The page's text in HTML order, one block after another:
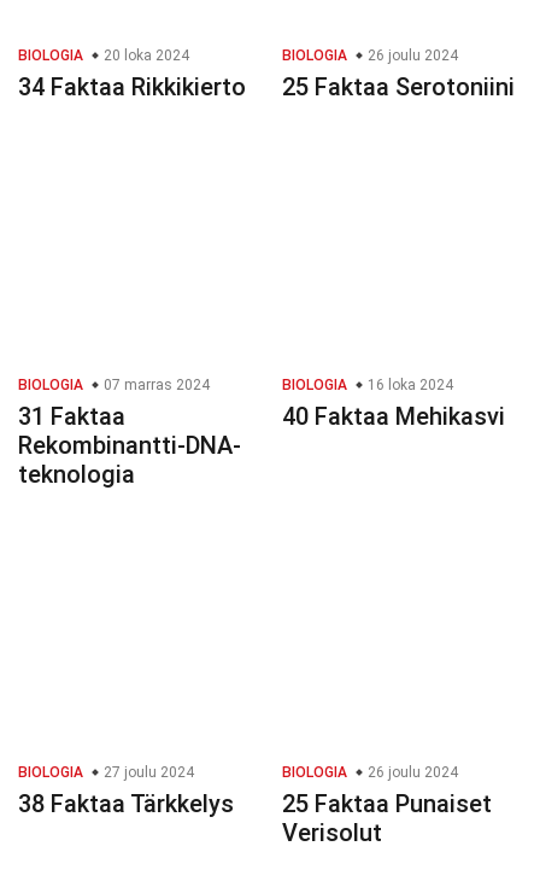
BIOLOGIA 20 loka 2024
34 Faktaa Rikkikierto
BIOLOGIA 26 joulu 2024
25 Faktaa Serotoniini
BIOLOGIA 07 marras 2024
31 Faktaa
Rekombinantti-DNA-
teknologia
BIOLOGIA 16 loka 2024
40 Faktaa Mehikasvi
BIOLOGIA 27 joulu 2024
38 Faktaa Tärkkelys
BIOLOGIA 26 joulu 2024
25 Faktaa Punaiset
Verisolut